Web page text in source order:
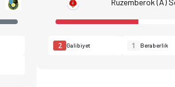
Ruzemberok (A)
2 Galibiyet 1 Beraberlik